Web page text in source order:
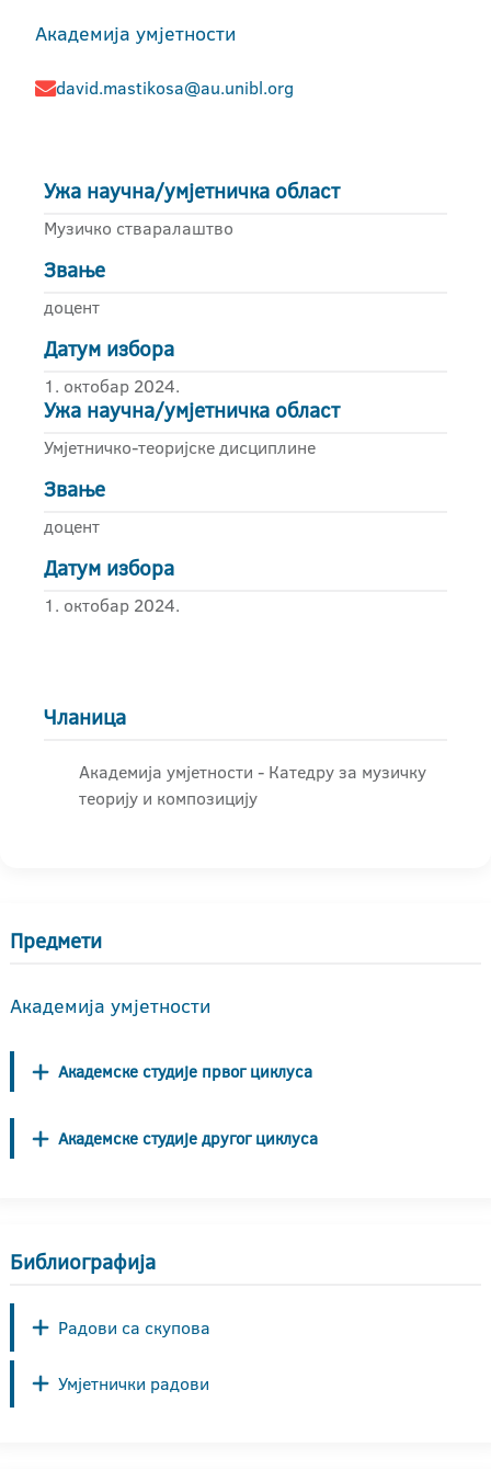
Академија умјетности
david.mastikosa@au.unibl.org
Ужа научна/умјетничка област
Музичко стваралаштво
Звање
доцент
Датум избора
1. октобар 2024.
Ужа научна/умјетничка област
Умјетничко-теоријске дисциплине
Звање
доцент
Датум избора
1. октобар 2024.
Чланица
Академија умјетности - Катедру за музичку
теорију и композицију
Предмети
Академија умјетности
Академске студије првог циклуса
Академске студије другог циклуса
Библиографија
Радови са скупова
Умјетнички радови